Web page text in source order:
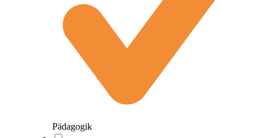
Pädagogik